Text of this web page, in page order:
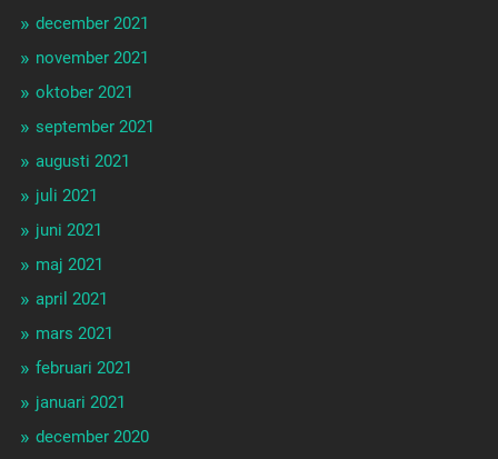
december 2021
november 2021
oktober 2021
september 2021
augusti 2021
juli 2021
juni 2021
maj 2021
april 2021
mars 2021
februari 2021
januari 2021
december 2020